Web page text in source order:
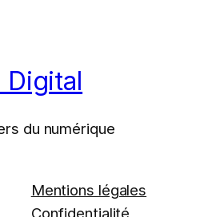
du numérique
Mentions légales
Confidentialité